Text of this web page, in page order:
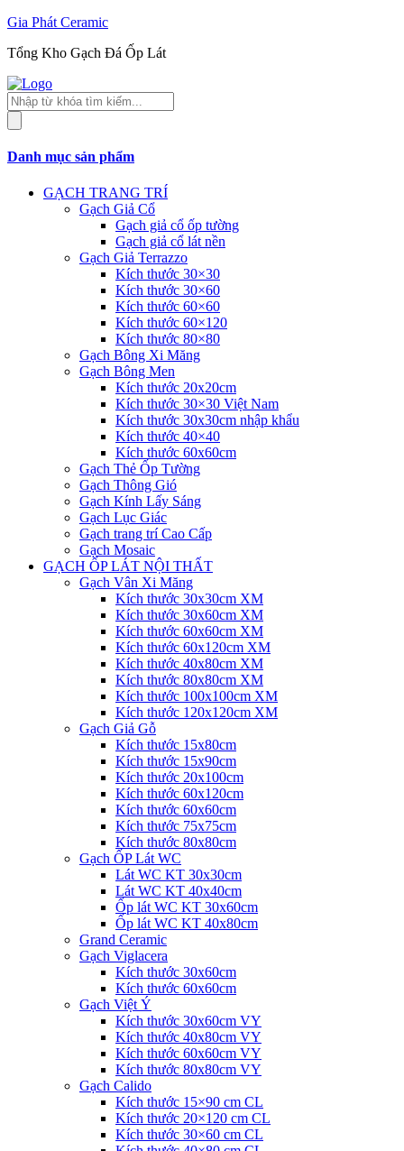
Gia Phát Ceramic
Tổng Kho Gạch Đá Ốp Lát
Tìm
kiếm
sản
Danh mục sản phẩm
GẠCH TRANG TRÍ
Gạch Giả Cổ
Gạch giả cổ ốp tường
Gạch giả cổ lát nền
Gạch Giả Terrazzo
Kích thước 30×30
Kích thước 30×60
Kích thước 60×60
Kích thước 60×120
Kích thước 80×80
Gạch Bông Xi Măng
Gạch Bông Men
Kích thước 20x20cm
Kích thước 30×30 Việt Nam
Kích thước 30x30cm nhập khẩu
Kích thước 40×40
Kích thước 60x60cm
Gạch Thẻ Ốp Tường
Gạch Thông Gió
Gạch Kính Lấy Sáng
Gạch Lục Giác
Gạch trang trí Cao Cấp
Gạch Mosaic
GẠCH ỐP LÁT NỘI THẤT
Gạch Vân Xi Măng
Kích thước 30x30cm XM
Kích thước 30x60cm XM
Kích thước 60x60cm XM
Kích thước 60x120cm XM
Kích thước 40x80cm XM
Kích thước 80x80cm XM
Kích thước 100x100cm XM
Kích thước 120x120cm XM
Gạch Giả Gỗ
Kích thước 15x80cm
Kích thước 15x90cm
Kích thước 20x100cm
Kích thước 60x120cm
Kích thước 60x60cm
Kích thước 75x75cm
Kích thước 80x80cm
Gạch ỐP Lát WC
Lát WC KT 30x30cm
Lát WC KT 40x40cm
Ốp lát WC KT 30x60cm
Ốp lát WC KT 40x80cm
Grand Ceramic
Gạch Viglacera
Kích thước 30x60cm
Kích thước 60x60cm
Gạch Việt Ý
Kích thước 30x60cm VY
Kích thước 40x80cm VY
Kích thước 60x60cm VY
Kích thước 80x80cm VY
Gạch Calido
Kích thước 15×90 cm CL
Kích thước 20×120 cm CL
Kích thước 30×60 cm CL